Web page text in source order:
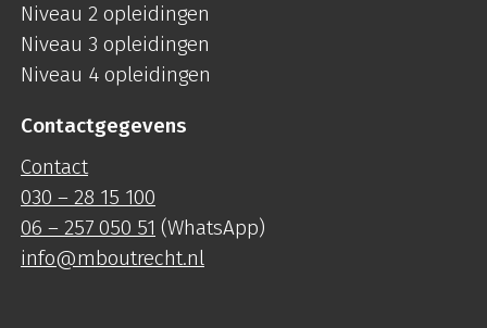
Niveau 2 opleidingen
Niveau 3 opleidingen
Niveau 4 opleidingen
Contactgegevens
Contact
030 – 28 15 100
06 – 257 050 51 (WhatsApp)
info@mboutrecht.nl